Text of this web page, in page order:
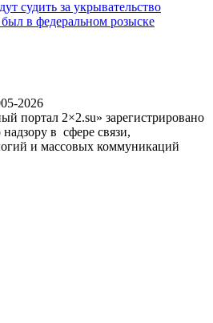
судить за укрывательство
в федеральном розыске
2026
портал 2×2.su» зарегистрировано
в сфере связи,
и массовых коммуникаций